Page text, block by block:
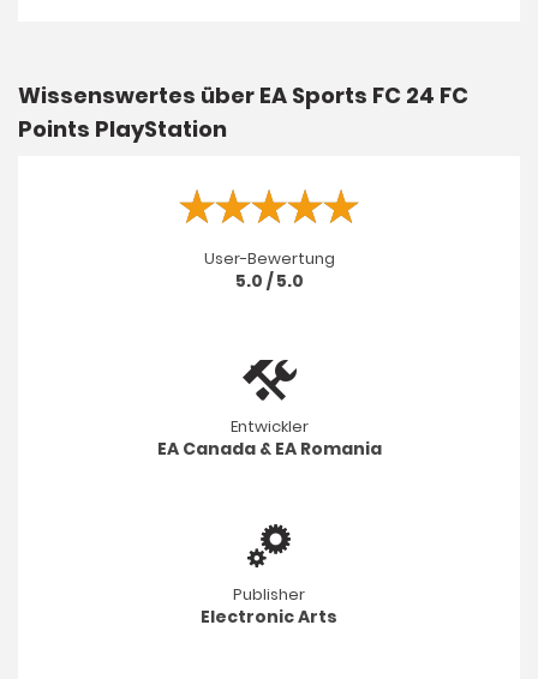
Wissenswertes über EA Sports FC 24 FC
Points PlayStation
User-Bewertung
5.0 / 5.0
Entwickler
EA Canada & EA Romania
Publisher
Electronic Arts